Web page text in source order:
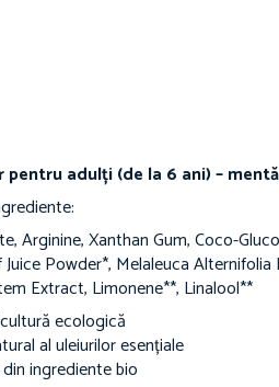
adulți (de la 6 ani) – mentă
Arginine, Xanthan Gum, Coco-
Powder*, Melaleuca
Extract, Limonene**, Linalool**
ecologică
al uleiurilor esențiale
ingrediente bio